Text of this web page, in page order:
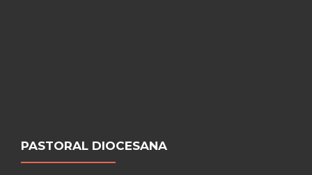
PASTORAL DIOCESANA